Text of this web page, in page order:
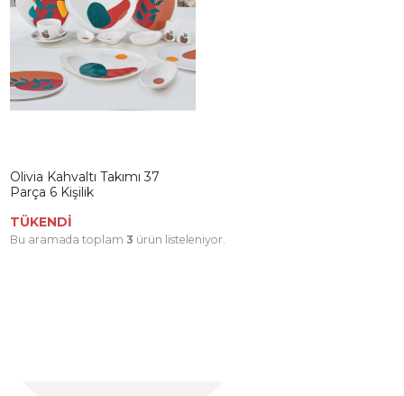
Olivia Kahvaltı Takımı 37
Parça 6 Kişilik
TÜKENDİ
Bu aramada toplam 3 ürün listeleniyor.